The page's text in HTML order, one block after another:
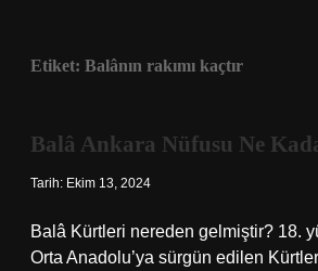
Etiket: Balânın rakımı kaçtır
Balâ Ankara Nüfusu Ne
Tarih: Ekim 13, 2024
Balâ Kürtleri nereden gelmiştir? 18.
Orta Anadolu’ya sürgün edilen